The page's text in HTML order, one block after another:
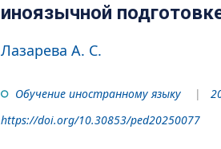
иноязычной
Лазарева А. С.
Обучение иностранному языку
https://doi.org/10.30853/ped20250077